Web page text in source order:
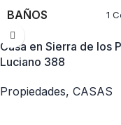
BAÑOS 1
COCHERAS 3
MTS
Casa en Sierra de los
Luciano 388
Propiedades, CASAS